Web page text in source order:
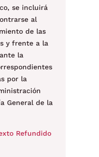
se incluirá
al
de las
y frente a la
la
por la
General de la
Refundido